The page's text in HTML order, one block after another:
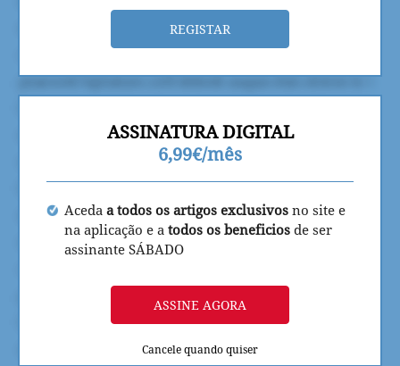
REGISTAR
ASSINATURA DIGITAL
6,99€/mês
Aceda a todos os artigos exclusivos no site e
na aplicação e a todos os beneficios de ser
assinante SÁBADO
ASSINE AGORA
Cancele quando quiser